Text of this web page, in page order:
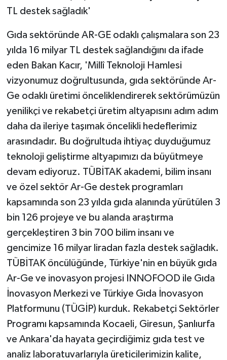
TL destek sağladık'
Gıda sektöründe AR-GE odaklı çalışmalara son 23
yılda 16 milyar TL destek sağlandığını da ifade
eden Bakan Kacır, 'Millî Teknoloji Hamlesi
vizyonumuz doğrultusunda, gıda sektöründe Ar-
Ge odaklı üretimi önceliklendirerek sektörümüzün
yenilikçi ve rekabetçi üretim altyapısını adım adım
daha da ileriye taşımak öncelikli hedeflerimiz
arasındadır. Bu doğrultuda ihtiyaç duyduğumuz
teknoloji geliştirme altyapımızı da büyütmeye
devam ediyoruz. TÜBİTAK akademi, bilim insanı
ve özel sektör Ar-Ge destek programları
kapsamında son 23 yılda gıda alanında yürütülen 3
bin 126 projeye ve bu alanda araştırma
gerçekleştiren 3 bin 700 bilim insanı ve
gencimize 16 milyar liradan fazla destek sağladık.
TÜBİTAK öncülüğünde, Türkiye'nin en büyük gıda
Ar-Ge ve inovasyon projesi INNOFOOD ile Gıda
İnovasyon Merkezi ve Türkiye Gıda İnovasyon
Platformunu (TÜGİP) kurduk. Rekabetçi Sektörler
Programı kapsamında Kocaeli, Giresun, Şanlıurfa
ve Ankara'da hayata geçirdiğimiz gıda test ve
analiz laboratuvarlarıyla üreticilerimizin kalite,